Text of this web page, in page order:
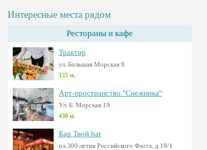
Интересные места рядом
Рестораны и кафе
Трактир
ул. Большая Морская 8
135 м.
Арт-пространство "Снежинка"
Ул. Б. Морская 19
430 м.
Бар Твой bar
пл.300-летия Российского Флота, д.19/1